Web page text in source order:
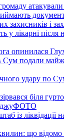
атакували
захисників і
у лікарні
опинилася
Сум подали
удару по
біля
ФОТО
із ліквідації
що відомо